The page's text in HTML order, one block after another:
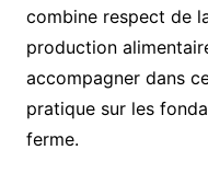
combine respect de
production
accompagner dans
pratique sur les
ferme.